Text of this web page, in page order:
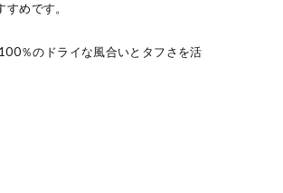
めです。
％のドライな風合いとタフさを活